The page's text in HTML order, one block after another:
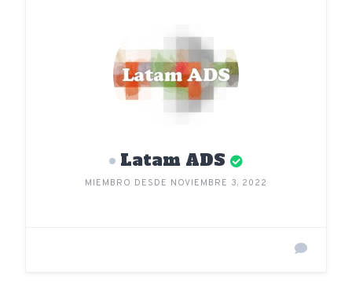
Latam ADS
MIEMBRO DESDE NOVIEMBRE 3, 2022